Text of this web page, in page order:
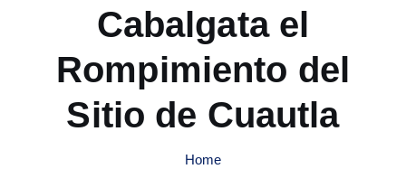
Cabalgata el
Rompimiento del
Sitio de Cuautla
Home